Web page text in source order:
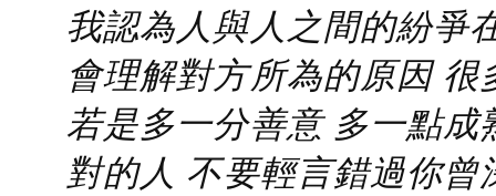
我認為人與人之間的紛爭
會理解對方所為的原因
若是多一分善意 多一點
對的人 不要輕言錯過你曾